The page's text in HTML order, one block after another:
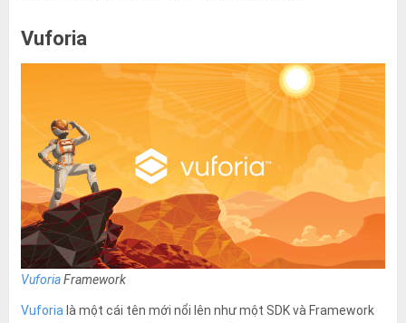
Vuforia
VuforiaFramework
Vuforia là một cái tên mới nổi lên như một SDK và Framework